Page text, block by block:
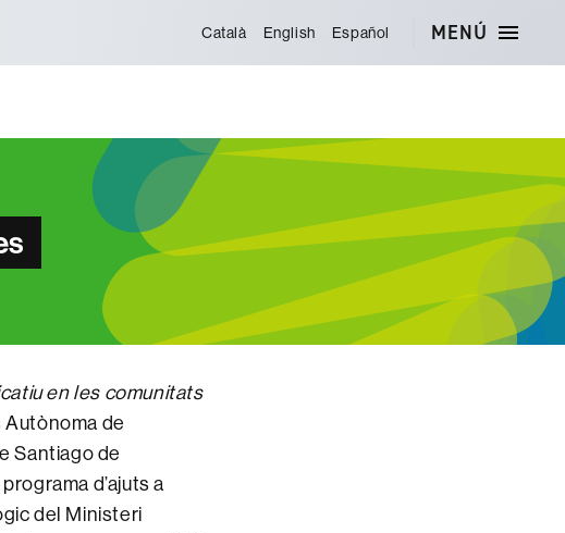
Català English Español MENÚ
en les comunitats
de
Santiago de
d’ajuts a
del Ministeri